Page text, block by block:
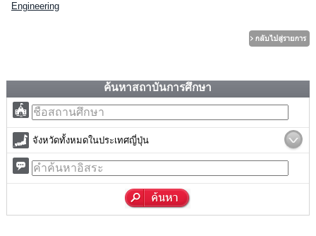
Engineering
ค้นหาสถาบันการศึกษา
จังหวัดทั้งหมดในประเทศญี่ปุ่น